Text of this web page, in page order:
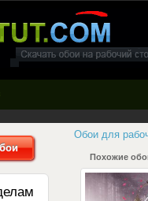
Обои для
Обои для
Похожие